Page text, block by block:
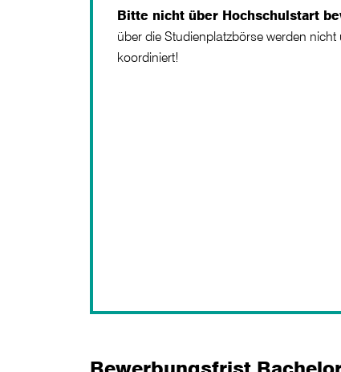
Bitte nicht über Hochschulstart
über die Studienplatzbörse werden
koordiniert!